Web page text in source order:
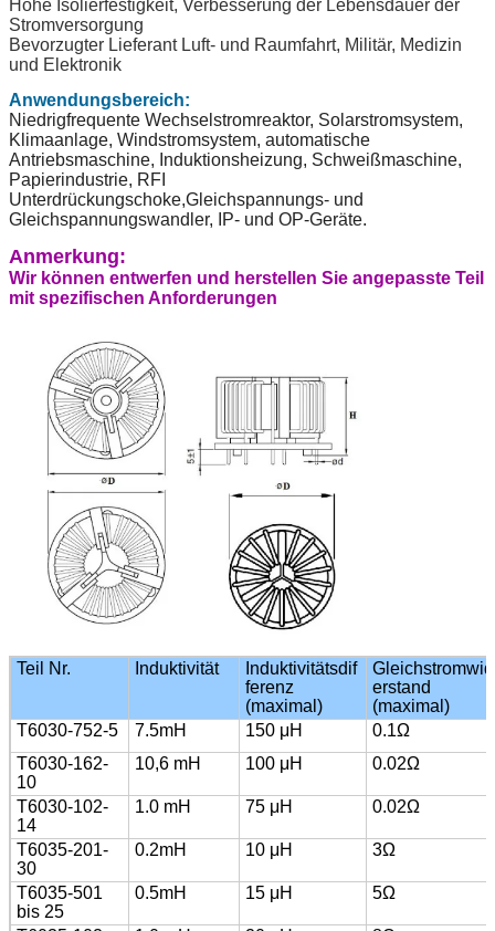
Hohe Isolierfestigkeit, Verbesserung der Lebensdauer der
Stromversorgung
Bevorzugter Lieferant Luft- und Raumfahrt, Militär, Medizin
und Elektronik
Anwendungsbereich:
Niedrigfrequente Wechselstromreaktor, Solarstromsystem,
Klimaanlage, Windstromsystem, automatische
Antriebsmaschine, Induktionsheizung, Schweißmaschine,
Papierindustrie, RFI
Unterdrückungschoke,Gleichspannungs- und
Gleichspannungswandler, IP- und OP-Geräte.
Anmerkung:
Wir können entwerfen und herstellen Sie angepasste Teil
mit spezifischen Anforderungen
Teil Nr. Induktivität
Induktivitätsdif
ferenz
(maximal)
Gleichstromwid
erstand
(maximal)
T6030-752-5
7.5mH 150 μH
0.1Ω
T6030-162-
10
10,6 mH 100 μH 0.02Ω
T6030-102-
14
1.0 mH 75 μH 0.02Ω
T6035-201-
30
0.2mH 10 μH 3Ω
T6035-501
bis 25
0.5mH 15 μH 5Ω